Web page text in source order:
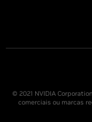
© 2021 NVIDIA
comerciais ou marcas